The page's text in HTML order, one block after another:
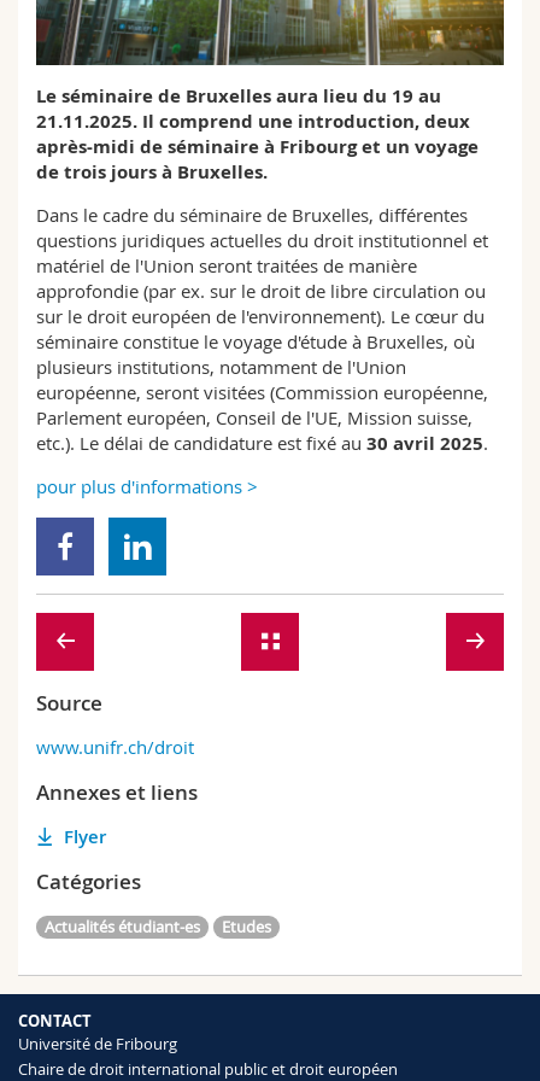
Sciences et médecine
Collaborateurs
Webmail
Programme des cours
MyUnifr
Le séminaire de Bruxelles aura lieu du 19 au
21.11.2025. Il comprend une introduction, deux
après-midi de séminaire à Fribourg et un voyage
de trois jours à Bruxelles.
Dans le cadre du séminaire de Bruxelles, différentes
questions juridiques actuelles du droit institutionnel et
matériel de l'Union seront traitées de manière
approfondie (par ex. sur le droit de libre circulation ou
sur le droit européen de l'environnement). Le cœur du
séminaire constitue le voyage d'étude à Bruxelles, où
plusieurs institutions, notamment de l'Union
européenne, seront visitées (Commission européenne,
Parlement européen, Conseil de l'UE, Mission suisse,
etc.). Le délai de candidature est fixé au 30 avril 2025.
pour plus d'informations >
Source
www.unifr.ch/droit
Annexes et liens
Flyer
Catégories
Actualités étudiant-es Etudes
CONTACT
Université de Fribourg
Chaire de droit international public et droit européen